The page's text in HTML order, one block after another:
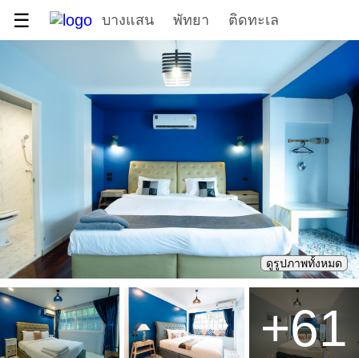
☰ บางแสน พัทยา ติดทะเล
ดูรูปภาพทั้งหมด
+61